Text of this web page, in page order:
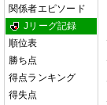
関係者エピソード
Jリーグ記録
順位表
勝ち点
得点ランキング
得失点